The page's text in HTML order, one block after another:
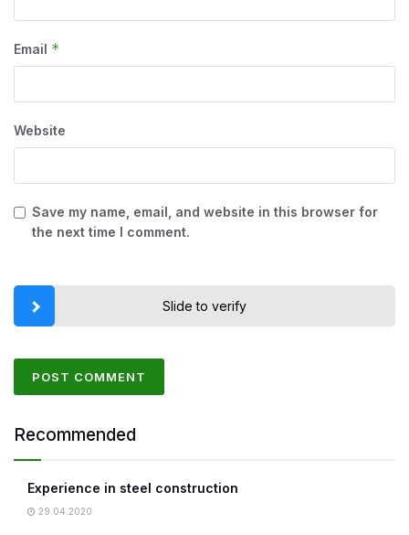
Email *
Website
Save my name, email, and website in this browser for
the next time I comment.
Slide to verify
Recommended
Experience in steel construction
29.04.2020